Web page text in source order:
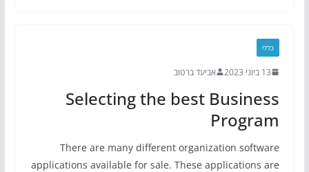
כללי
13 ביוני 2023 אביעד ברטוב
Selecting the best Business
Program
There are many different organization software
applications available for sale. These applications are